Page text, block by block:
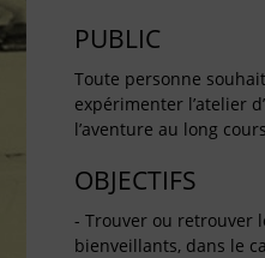
PUBLIC
Toute personne
expérimenter l’atelier
l’aventure au long
OBJECTIFS
- Trouver ou retrouver
bienveillants, dans le